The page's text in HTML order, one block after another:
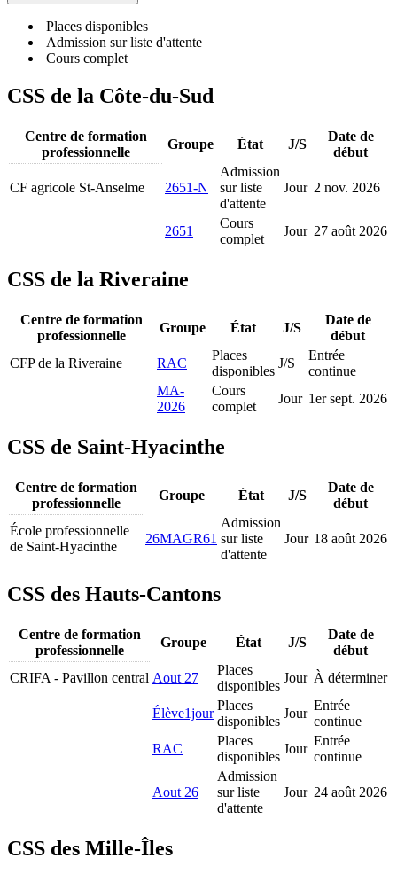
Places disponibles
Admission sur liste d'attente
Cours complet
CSS de la Côte-du-Sud
Centre de formation
professionnelle
Groupe État J/S
Date de
début
CF agricole St-Anselme 2651-N
Admission
sur liste
d'attente
Jour 2 nov. 2026
2651
Cours
complet
Jour 27 août 2026
CSS de la Riveraine
Centre de formation
professionnelle
Groupe État J/S
Date de
début
CFP de la Riveraine
RAC
Places
disponibles
J/S
Entrée
continue
MA-
2026
Cours
complet
Jour 1ersept. 2026
CSS de Saint-Hyacinthe
Centre de formation
professionnelle
Groupe État J/S
Date de
début
École professionnelle
de Saint-Hyacinthe
26MAGR61
Admission
sur liste
d'attente
Jour 18 août 2026
CSS des Hauts-Cantons
Centre de formation
professionnelle
Groupe État J/S
Date de
début
CRIFA - Pavillon central Aout 27
Places
disponibles
Jour À déterminer
Élève1jour
Places
disponibles
Jour
Entrée
continue
RAC
Places
disponibles
Jour
Entrée
continue
Aout 26
Admission
sur liste
d'attente
Jour 24 août 2026
CSS des Mille-Îles